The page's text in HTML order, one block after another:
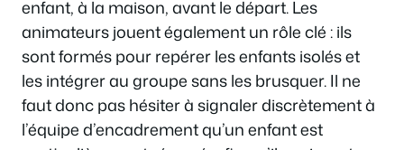
enfant, à la maison, avant le départ. Les
animateurs jouent également un rôle clé : ils
sont formés pour repérer les enfants isolés et
les intégrer au groupe sans les brusquer. Il ne
faut donc pas hésiter à signaler discrètement à
l’équipe d’encadrement qu’un enfant est